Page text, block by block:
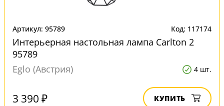
Артикул: 95789 Код: 117174
Интерьерная настольная лампа Carlton 2
95789
Eglo (Австрия)
4 шт.
3 390 ₽ КУПИТЬ